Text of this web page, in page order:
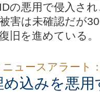
の悪用で侵入さ
害は未確認だが
旧を進めている。
ュースアラート
め込みを悪